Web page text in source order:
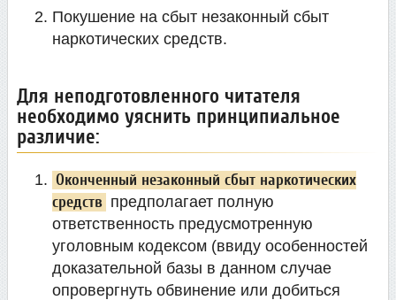
Покушение на сбыт незаконный сбыт
наркотических средств.
Для неподготовленного читателя
необходимо уяснить принципиальное
различие:
Оконченный незаконный сбыт наркотических
средств предполагает полную
ответственность предусмотренную
уголовным кодексом (ввиду особенностей
доказательной базы в данном случае
опровергнуть обвинение или добиться